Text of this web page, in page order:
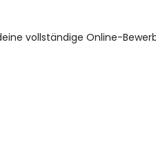
vollständige Online-